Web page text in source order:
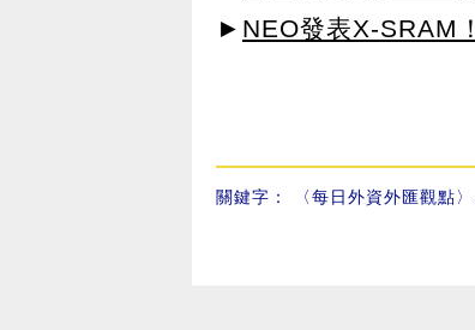
► NEO發表X-SRAM
關鍵字： 〈每日外資外匯觀點〉